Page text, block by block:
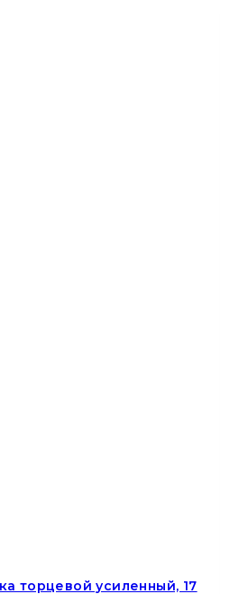
торцевой усиленный, 17